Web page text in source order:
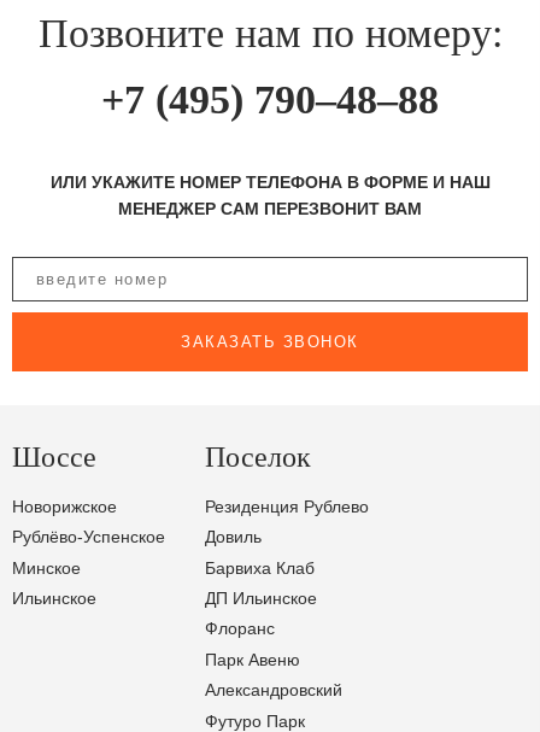
Позвоните нам по номеру:
+7 (495) 790–48–88
ИЛИ УКАЖИТЕ НОМЕР ТЕЛЕФОНА В ФОРМЕ И НАШ
МЕНЕДЖЕР САМ ПЕРЕЗВОНИТ ВАМ
ЗАКАЗАТЬ ЗВОНОК
Шоссе
Новорижское
Рублёво-Успенское
Минское
Ильинское
Поселок
Резиденция Рублево
Довиль
Барвиха Клаб
ДП Ильинское
Флоранс
Парк Авеню
Александровский
Футуро Парк